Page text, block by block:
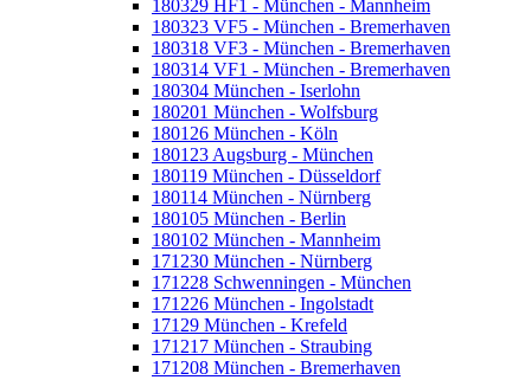
180329 HF1 - München - Mannheim
180323 VF5 - München - Bremerhaven
180318 VF3 - München - Bremerhaven
180314 VF1 - München - Bremerhaven
180304 München - Iserlohn
180201 München - Wolfsburg
180126 München - Köln
180123 Augsburg - München
180119 München - Düsseldorf
180114 München - Nürnberg
180105 München - Berlin
180102 München - Mannheim
171230 München - Nürnberg
171228 Schwenningen - München
171226 München - Ingolstadt
17129 München - Krefeld
171217 München - Straubing
171208 München - Bremerhaven